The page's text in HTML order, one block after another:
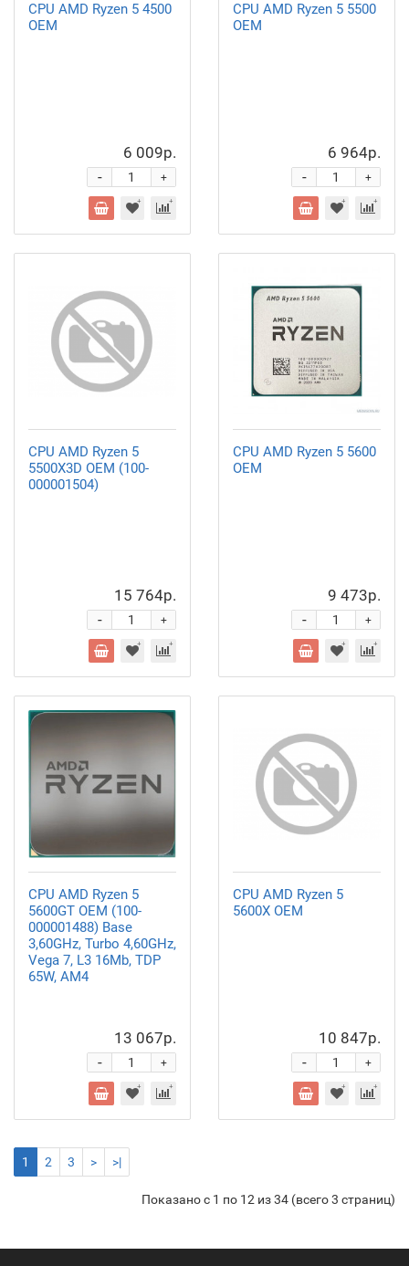
CPU AMD Ryzen 5 4500
OEM
6 009р.
+
-
CPU AMD Ryzen 5 5500
OEM
6 964р.
+
-
CPU AMD Ryzen 5
5500X3D OEM (100-
000001504)
15 764р.
+
-
CPU AMD Ryzen 5 5600
OEM
9 473р.
+
-
CPU AMD Ryzen 5
5600GT OEM (100-
000001488) Base
3,60GHz, Turbo 4,60GHz,
Vega 7, L3 16Mb, TDP
65W, AM4
13 067р.
+
-
CPU AMD Ryzen 5
5600X OEM
10 847р.
+
-
1 2 3 > >|
Показано с 1 по 12 из 34 (всего 3 страниц)